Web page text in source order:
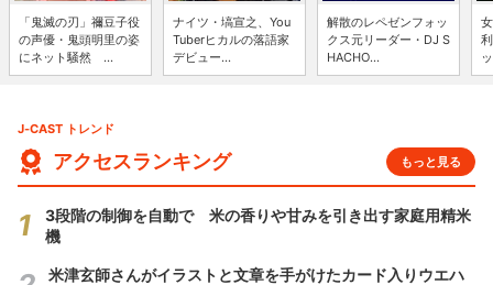
「鬼滅の刃」禰豆子役
の声優・鬼頭明里の姿
にネット騒然 ...
ナイツ・塙宣之、You
Tuberヒカルの落語家
デビュー...
解散のレペゼンフォッ
クス元リーダー・DJ S
HACHO...
J-CAST トレンド
アクセスランキング もっと見る
3段階の制御を自動で 米の香りや甘みを引き出す家庭用精米
機
米津玄師さんがイラストと文章を手がけたカード入りウエハ